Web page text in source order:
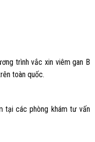
trình vắc xin viêm gan B
toàn quốc.
tại các phòng khám tư vấn